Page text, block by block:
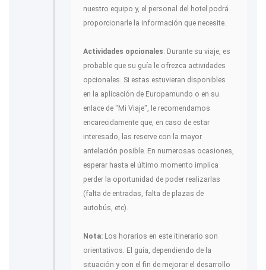
nuestro equipo y, el personal del hotel podrá
proporcionarle la información que necesite.
Actividades opcionales: Durante su viaje, es
probable que su guía le ofrezca actividades
opcionales. Si estas estuvieran disponibles
en la aplicación de Europamundo o en su
enlace de "Mi Viaje", le recomendamos
encarecidamente que, en caso de estar
interesado, las reserve con la mayor
antelación posible. En numerosas ocasiones,
esperar hasta el último momento implica
perder la oportunidad de poder realizarlas
(falta de entradas, falta de plazas de
autobús, etc).
Nota: Los horarios en este itinerario son
orientativos. El guía, dependiendo de la
situación y con el fin de mejorar el desarrollo